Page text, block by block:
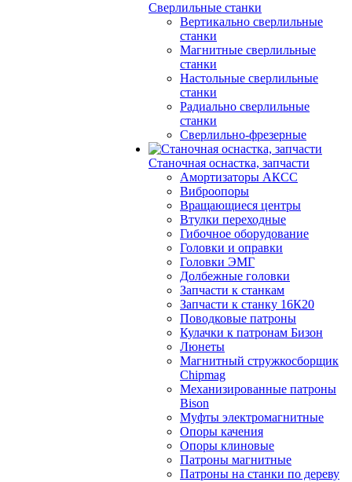
Сверлильные станки
Вертикально сверлильные
станки
Магнитные сверлильные
станки
Настольные сверлильные
станки
Радиально сверлильные
станки
Сверлильно-фрезерные
Станочная оснастка, запчасти
Амортизаторы АКСС
Виброопоры
Вращающиеся центры
Втулки переходные
Гибочное оборудование
Головки и оправки
Головки ЭМГ
Долбежные головки
Запчасти к станкам
Запчасти к станку 16К20
Поводковые патроны
Кулачки к патронам Бизон
Люнеты
Магнитный стружкосборщик
Chipmag
Механизированные патроны
Bison
Муфты электромагнитные
Опоры качения
Опоры клиновые
Патроны магнитные
Патроны на станки по дереву